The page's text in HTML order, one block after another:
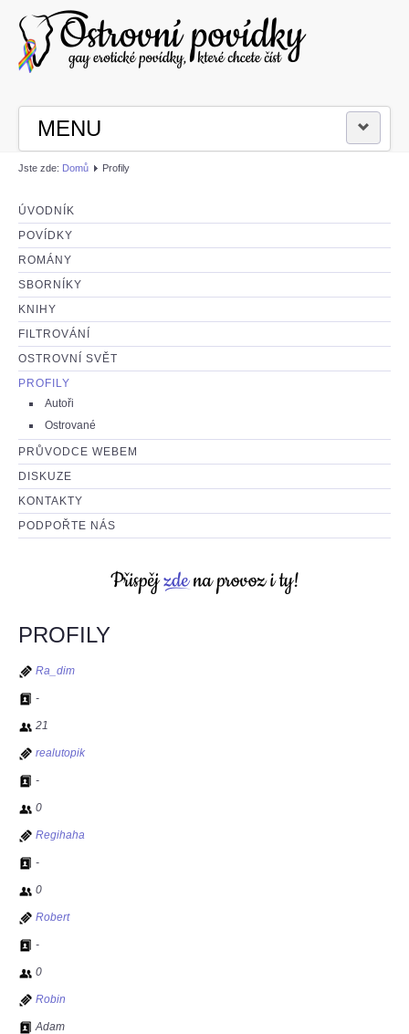
MENU
PŘIHLÁSIT SE
ČÍST POVÍDKY
NAPSAT POVÍDKU
Jste zde: Domů Profily
ÚVODNÍK
POVÍDKY
ROMÁNY
SBORNÍKY
KNIHY
FILTROVÁNÍ
OSTROVNÍ SVĚT
PROFILY
Autoři
Ostrované
PRŮVODCE WEBEM
DISKUZE
KONTAKTY
PODPOŘTE NÁS
PROFILY
Ra_dim
-
21
realutopik
-
0
Regihaha
-
0
Robert
-
0
Robin
Adam